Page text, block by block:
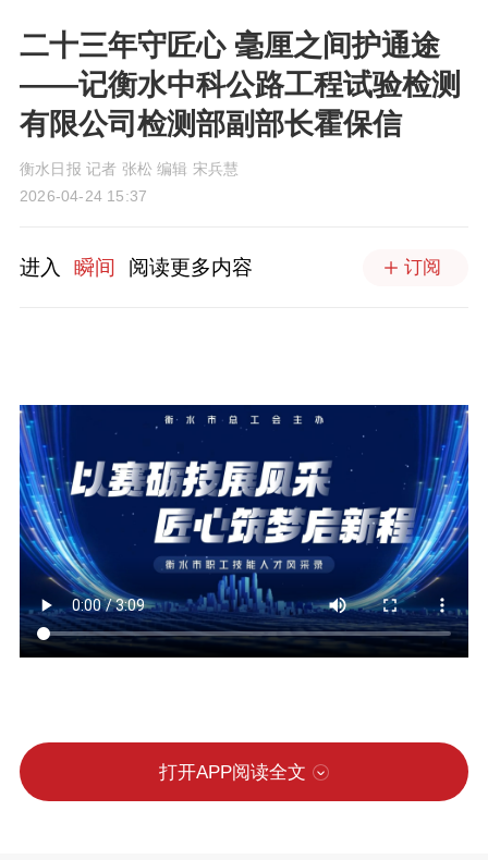
二十三年守匠心 毫厘之间护通途
——记衡水中科公路工程试验检测
有限公司检测部副部长霍保信
衡水日报 记者 张松 编辑 宋兵慧
2026-04-24 15:37
进入 瞬间 阅读更多内容 订阅
打开APP阅读全文